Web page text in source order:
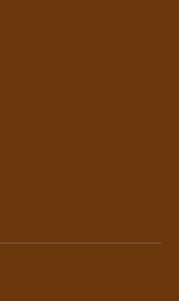
груза,